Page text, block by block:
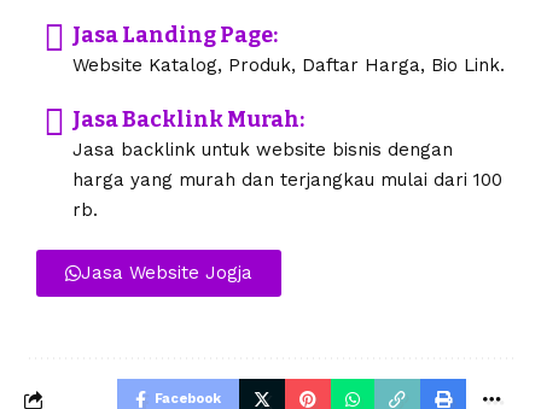
Jasa Landing Page:
Website Katalog, Produk, Daftar Harga, Bio Link.
Jasa Backlink Murah:
Jasa backlink untuk website bisnis dengan
harga yang murah dan terjangkau mulai dari 100
rb.
Jasa Website Jogja
Facebook